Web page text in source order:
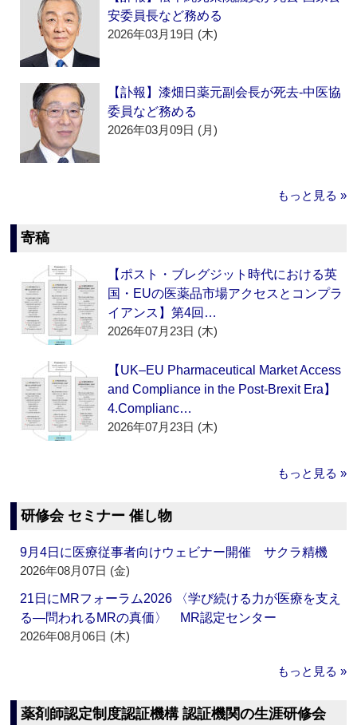
安委員長など務める
2026年03月19日 (木)
【訃報】漆畑日薬元副会長が死去‐中医協
委員など務める
2026年03月09日 (月)
もっと見る »
寄稿
【ポスト・ブレグジット時代における英
国・EUの医薬品市場アクセスとコンプラ
イアンス】第4回…
2026年07月23日 (木)
【UK–EU Pharmaceutical Market Access
and Compliance in the Post-Brexit Era】
4.Complianc…
2026年07月23日 (木)
もっと見る »
研修会 セミナー 催し物
9月4日に医療従事者向けウェビナー開催 サクラ精機
2026年08月07日 (金)
21日にMRフォーラム2026 〈学び続ける力が医療を支え
る―問われるMRの真価〉 MR認定センター
2026年08月06日 (木)
もっと見る »
薬剤師認定制度認証機構 認証機関の生涯研修会